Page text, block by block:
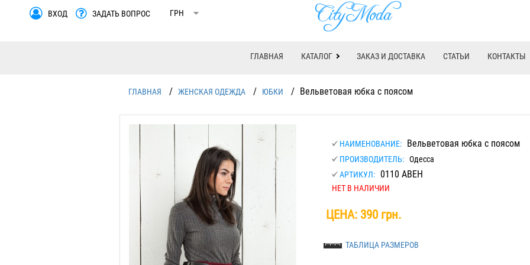
ВХОД ЗАДАТЬ ВОПРОС
ГЛАВНАЯ КАТАЛОГ ЗАКАЗ И ДОСТАВКА СТАТЬИ КОНТАКТЫ
ГЛАВНАЯ / ЖЕНСКАЯ ОДЕЖДА / ЮБКИ / Вельветовая юбка с поясом
НАИМЕНОВАНИЕ: Вельветовая юбка с поясом
ПРОИЗВОДИТЕЛЬ: Одесса
АРТИКУЛ: 0110 АВЕН
НЕТ В НАЛИЧИИ
ЦЕНА: 390 грн.
ТАБЛИЦА РАЗМЕРОВ